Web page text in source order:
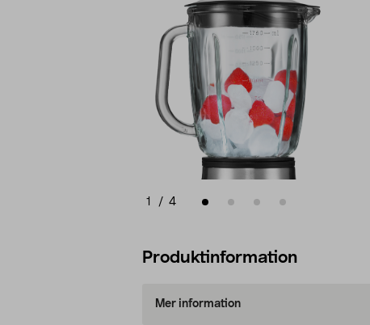
1 / 4
Produktinformation
Mer information